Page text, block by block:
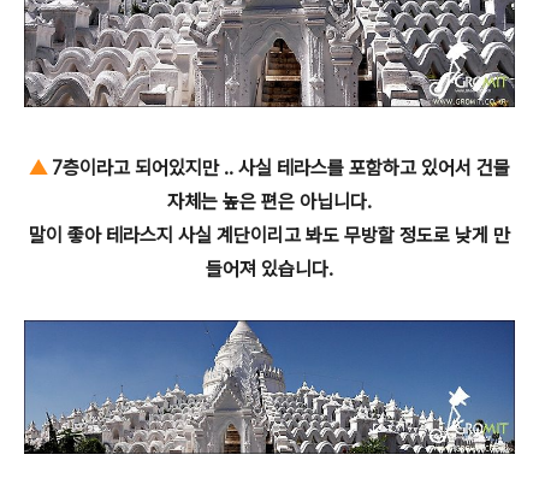
▲ 7층이라고 되어있지만 .. 사실 테라스를 포함하고 있어서 건물
자체는 높은 편은 아닙니다.
말이 좋아 테라스지 사실 계단이리고 봐도 무방할 정도로 낮게 만
들어져 있습니다.